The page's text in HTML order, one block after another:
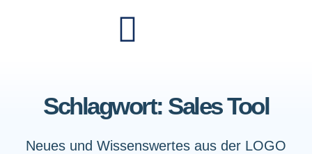
Schlagwort: Sales Tool
Neues und Wissenswertes aus der LOGO